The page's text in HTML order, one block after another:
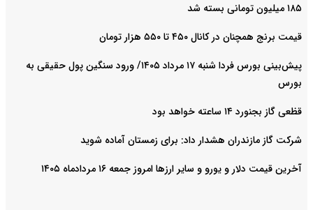
۱۸۵ میلیون تومانی بسته شد
قیمت برنج همچنان در کانال ۴۵۰ تا ۵۵۰ هزار تومان
پیش‌بینی بورس فردا شنبه ۱۷ مرداد ۱۴۰۵/ ورود سنگین پول حقیقی به
بورس
قظعی گاز بجنورد ۱۴ ساعته خواهد بود
شرکت گاز مازندران هشدار داد: برای زمستان آماده شوید
آخرین قیمت دلار و یورو و سایر ارزها امروز جمعه ۱۶ مردادماه ۱۴۰۵